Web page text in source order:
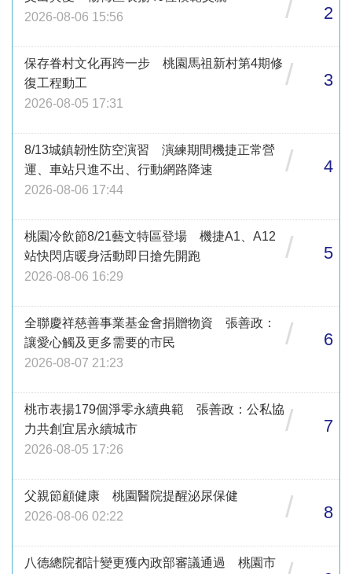
2026-08-06 15:56
/ 2
保存眷村文化再跨一步 桃園馬祖新村第4期修
復工程動工
2026-08-05 17:31
/ 3
8/13城鎮韌性防空演習 演練期間機捷正常營
運、車站只進不出、行動網路降速
2026-08-06 17:44
/ 4
桃園冷飲節8/21藝文特區登場 機捷A1、A12
站快閃店暖身活動即日搶先開跑
2026-08-06 16:29
/ 5
全聯慶祥慈善事業基金會捐贈物資 張善政：
讓愛心觸及更多需要的市民
2026-08-07 21:23
/ 6
桃市表揚179個淨零永續典範 張善政：公私協
力共創宜居永續城市
2026-08-05 17:26
/ 7
父親節顧健康 桃園醫院提醒泌尿保健
2026-08-06 02:22
/ 8
八德總院都計變更獲內政部審議通過 桃園市